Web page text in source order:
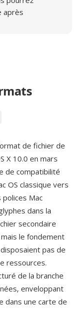
après
de fichier de
X 10.0 en mars
de compatibilité
OS classique vers
polices Mac
dans la
secondaire
le fondement
pas de
ressources.
de la branche
enveloppant
dans une carte de